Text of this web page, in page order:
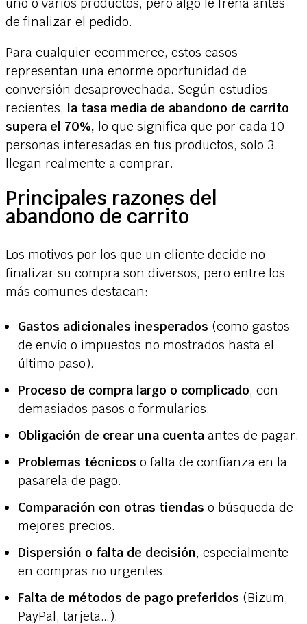
de finalizar el pedido.
Para cualquier ecommerce, estos casos
representan una enorme oportunidad de
conversión desaprovechada. Según estudios
recientes, la tasa media de abandono de carrito
supera el 70%, lo que significa que por cada 10
personas interesadas en tus productos, solo 3
llegan realmente a comprar.
Principales razones del
abandono de carrito
Los motivos por los que un cliente decide no
finalizar su compra son diversos, pero entre los
más comunes destacan:
Gastos adicionales inesperados (como gastos
de envío o impuestos no mostrados hasta el
último paso).
Proceso de compra largo o complicado, con
demasiados pasos o formularios.
Obligación de crear una cuenta antes de pagar.
Problemas técnicos o falta de confianza en la
pasarela de pago.
Comparación con otras tiendas o búsqueda de
mejores precios.
Dispersión o falta de decisión, especialmente
en compras no urgentes.
Falta de métodos de pago preferidos (Bizum,
PayPal, tarjeta…).